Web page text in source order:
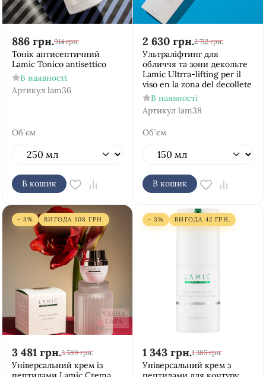
886 грн.914 грн.
Тонік антисептичний
Lamic Tonico antisettico
В наявності
Артикул lam36
Об`єм
В кошик
2 630 грн.2 712 грн.
Ультраліфтинг для
обличчя та зони декольте
Lamic Ultrra-lifting per il
viso en la zona del decollete
В наявності
Артикул lam38
Об`єм
В кошик
- 3% ВИГОДА 108 ГРН.
3 481 грн.3 589 грн.
Універсальний крем із
- 3% ВИГОДА 42 ГРН.
1 343 грн.1 385 грн.
Універсальний крем з